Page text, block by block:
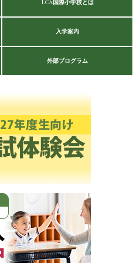
LCA国際小学校とは
入学案内
外部プログラム